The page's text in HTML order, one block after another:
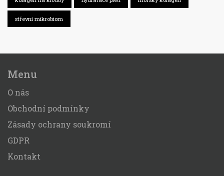
střevní mikrobiom
Menu
O nás
Obchodní podmínky
Zásady ochrany soukromí
GDPR
Kontakt